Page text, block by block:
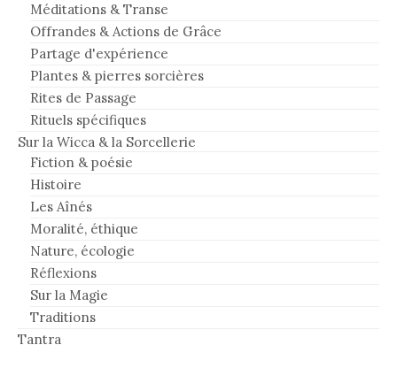
Méditations & Transe
Offrandes & Actions de Grâce
Partage d'expérience
Plantes & pierres sorcières
Rites de Passage
Rituels spécifiques
Sur la Wicca & la Sorcellerie
Fiction & poésie
Histoire
Les Aînés
Moralité, éthique
Nature, écologie
Réflexions
Sur la Magie
Traditions
Tantra